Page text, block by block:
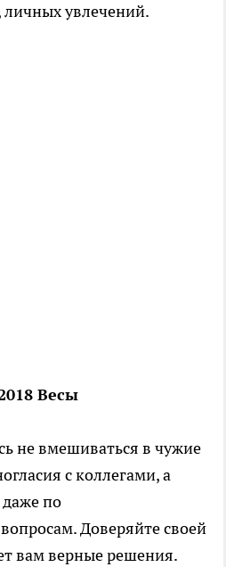
увлечений.
Весы
не вмешиваться в чужие
с коллегами, а
даже по
Доверяйте своей
вам верные решения.